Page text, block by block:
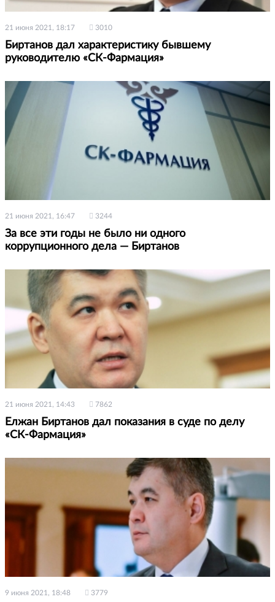
21 июня 2021, 18:17 3010
Биртанов дал характеристику бывшему
руководителю «СК-Фармация»
21 июня 2021, 16:47 3244
За все эти годы не было ни одного
коррупционного дела — Биртанов
21 июня 2021, 14:43 7862
Елжан Биртанов дал показания в суде по делу
«СК-Фармация»
9 июня 2021, 18:48 3779